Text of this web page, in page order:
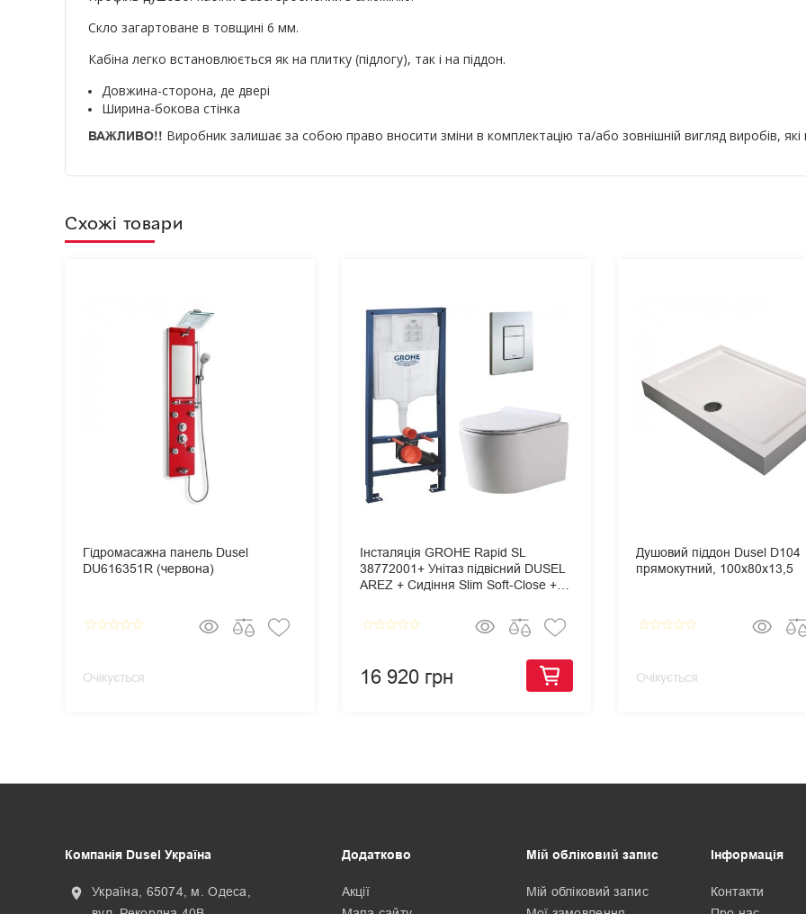
Скло загартоване в товщині 6 мм.
Кабіна легко встановлюється як на плитку (підлогу), так і на піддон.
Довжина-сторона, де двері
Ширина-бокова стінка
ВАЖЛИВО!! Виробник залишає за собою право вносити зміни в комплектацію та/або зовнішній вигляд виробів,
Схожі товари
Гідромасажна панель Dusel
DU616351R (червона)
star_borderstar_borderstar_borderstar_borderstar_border
Очікується
Інсталяція GROHE Rapid SL
38772001+ Унітаз підвісний DUSEL
AREZ + Сидіння Slim Soft-Close +
Cosmopolitan
star_borderstar_borderstar_borderstar_borderstar_border
16 920 грн
Душовий піддон Dusel D104
прямокутний, 100х80х13,5
star_borderstar_borderstar_borderstar_borderstar_border
Очікується
Компанія Dusel Україна
location_on
Україна, 65074, м. Одеса,
Додатково
Акції
Мій обліковий запис
Мій обліковий запис
Інформація
Контакти